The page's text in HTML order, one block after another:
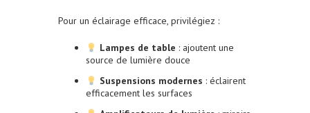
Pour un éclairage efficace, privilégiez :
Lampes de table : ajoutent une
source de lumière douce
Suspensions modernes : éclairent
efficacement les surfaces